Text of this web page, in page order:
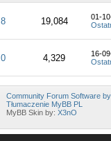
8 19,084
01-
0 4,329
16-
Community Forum Software
Tłumaczenie MyBB PL
MyBB Skin by:X3nO